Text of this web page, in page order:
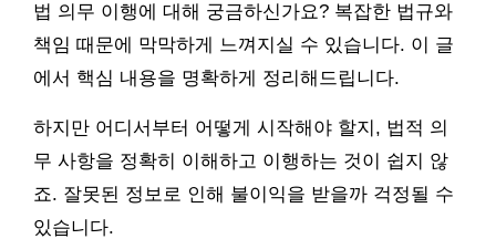
법 의무 이행에 대해 궁금하신가요? 복잡한 법규와
책임 때문에 막막하게 느껴지실 수 있습니다. 이 글
에서 핵심 내용을 명확하게 정리해드립니다.
하지만 어디서부터 어떻게 시작해야 할지, 법적 의
무 사항을 정확히 이해하고 이행하는 것이 쉽지 않
죠. 잘못된 정보로 인해 불이익을 받을까 걱정될 수
있습니다.